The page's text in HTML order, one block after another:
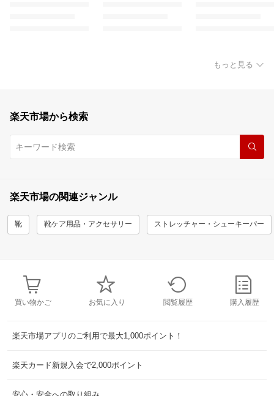
もっと見る
楽天市場から検索
楽天市場の関連ジャンル
靴 靴ケア用品・アクセサリー ストレッチャー・シューキーパー
買い物かご お気に入り 閲覧履歴 購入履歴
楽天市場アプリのご利用で最大1,000ポイント！
楽天カード新規入会で2,000ポイント
安心・安全への取り組み